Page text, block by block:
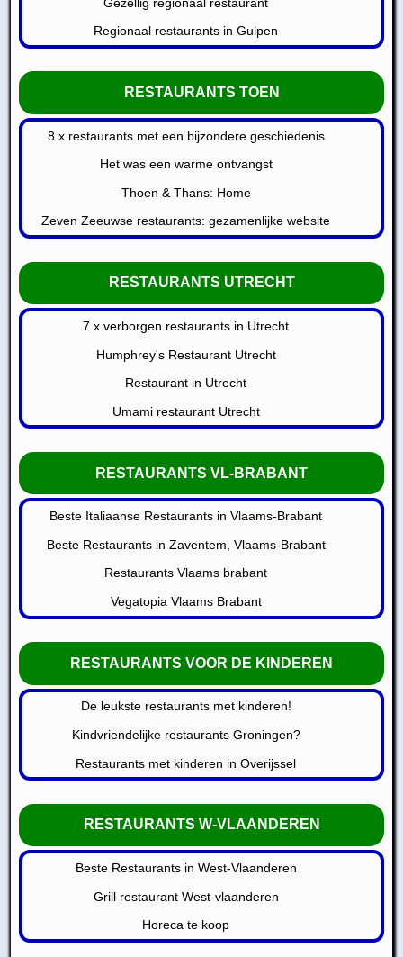
Regionaal restaurants in Gulpen
RESTAURANTS TOEN
8 x restaurants met een bijzondere geschiedenis
Het was een warme ontvangst
Thoen & Thans: Home
Zeven Zeeuwse restaurants: gezamenlijke website
RESTAURANTS UTRECHT
7 x verborgen restaurants in Utrecht
Humphrey's Restaurant Utrecht
Restaurant in Utrecht
Umami restaurant Utrecht
RESTAURANTS VL-BRABANT
Beste Italiaanse Restaurants in Vlaams-Brabant
Beste Restaurants in Zaventem, Vlaams-Brabant
Restaurants Vlaams brabant
Vegatopia Vlaams Brabant
RESTAURANTS VOOR DE KINDEREN
De leukste restaurants met kinderen!
Kindvriendelijke restaurants Groningen?
Restaurants met kinderen in Overijssel
RESTAURANTS W-VLAANDEREN
Beste Restaurants in West-Vlaanderen
Grill restaurant West-vlaanderen
Horeca te koop